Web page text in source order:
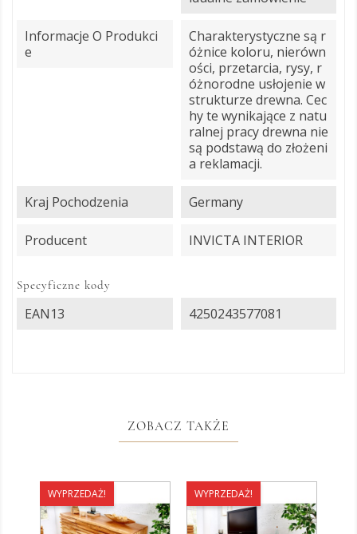
Informacje O Produkci
E
Charakterystyczne są r
óżnice koloru, nierówn
ości, przetarcia, rysy, r
óżnorodne usłojenie w
strukturze drewna. Cec
hy te wynikające z natu
ralnej pracy drewna nie
są podstawą do złożeni
a reklamacji.
Kraj Pochodzenia Germany
Producent INVICTA INTERIOR
Specyficzne kody
EAN13 4250243577081
ZOBACZ TAKŻE
WYPRZEDAŻ! WYPRZEDAŻ!